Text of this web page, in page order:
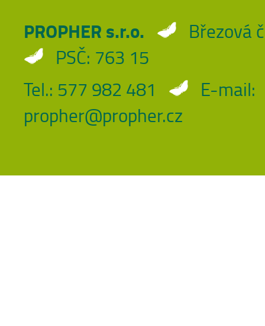
PROPHER s.r.o.
Březová
PSČ: 763 15
Tel.: 577 982 481
E-mail:
propher@propher.cz